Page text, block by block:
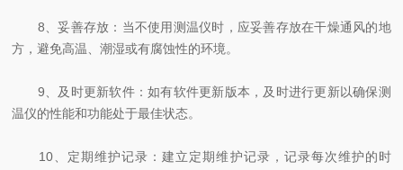
8、妥善存放：当不使用测温仪时，应妥善存放在干燥通风的地
方，避免高温、潮湿或有腐蚀性的环境。
9、及时更新软件：如有软件更新版本，及时进行更新以确保测
温仪的性能和功能处于最佳状态。
10、定期维护记录：建立定期维护记录，记录每次维护的时